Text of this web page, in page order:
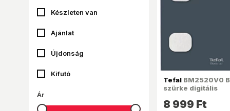
TefalBM2520V0
szürke digitális
8 999 Ft
Készleten van
Ajánlat
Újdonság
Kifutó
Ár